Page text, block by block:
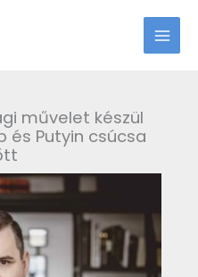
művelet készül
és Putyin csúcsa